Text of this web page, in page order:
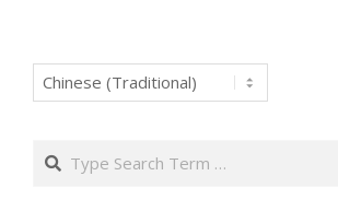
Search